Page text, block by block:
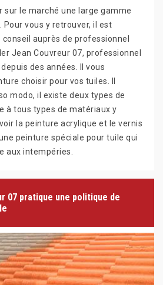
sur le marché une large gamme
vous y retrouver, il est
auprès de professionnel
Jean Couvreur 07, professionnel
des années. Il vous
choisir pour vos tuiles. Il
modo, il existe deux types de
à tous types de matériaux y
la peinture acrylique et le vernis
peinture spéciale pour tuile qui
aux intempéries.
07 pratique une politique de